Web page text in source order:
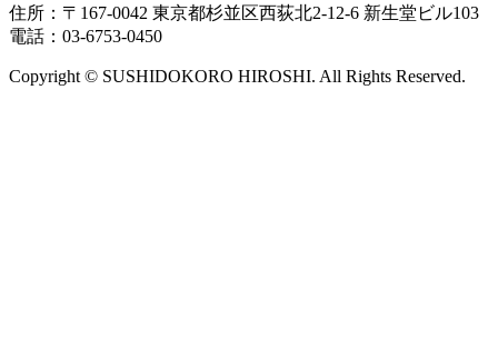
住所：〒167-0042 東京都杉並区西荻北2-12-6 新生堂ビル103
電話：03-6753-0450
Copyright © SUSHIDOKORO HIROSHI. All Rights Reserved.